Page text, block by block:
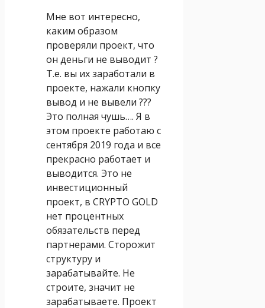
Мне вот интересно,
каким образом
проверяли проект, что
он деньги не выводит ?
Т.е. вы их заработали в
проекте, нажали кнопку
вывод и не вывели ???
Это полная чушь…. Я в
этом проекте работаю с
сентября 2019 года и все
прекрасно работает и
выводится. Это не
инвестиционный
проект, в CRYPTO GOLD
нет процентных
обязательств перед
партнерами. Сторожит
структуру и
зарабатывайте. Не
строите, значит не
зарабатываете. Проект